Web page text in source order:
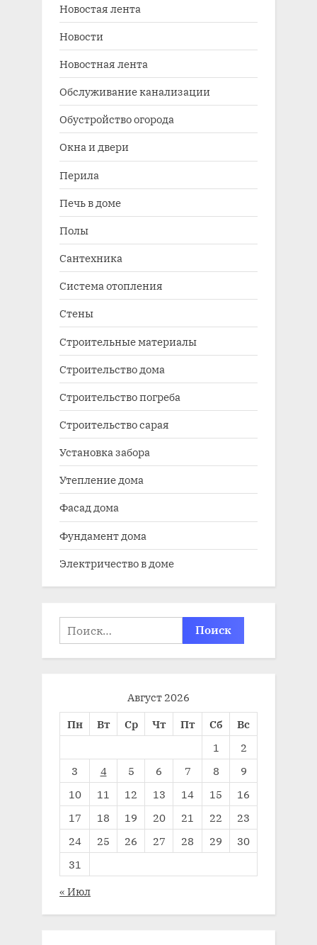
Новостая лента
Новости
Новостная лента
Обслуживание канализации
Обустройство огорода
Окна и двери
Перила
Печь в доме
Полы
Сантехника
Система отопления
Стены
Строительные материалы
Строительство дома
Строительство погреба
Строительство сарая
Установка забора
Утепление дома
Фасад дома
Фундамент дома
Электричество в доме
Найти:
Август 2026
Пн
Вт Ср Чт Пт Сб
Вс
1
2
3
4 5 6 7 8
9
10
11 12 13 14 15
16
17
18 19 20 21 22
23
24
25 26 27 28 29
30
31
« Июл